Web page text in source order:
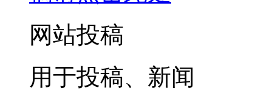
网站投稿
用于投稿、新闻